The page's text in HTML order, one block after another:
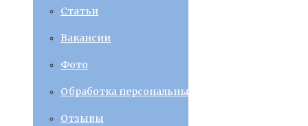
Статьи
Вакансии
Фото
Обработка персональных данных
Отзывы